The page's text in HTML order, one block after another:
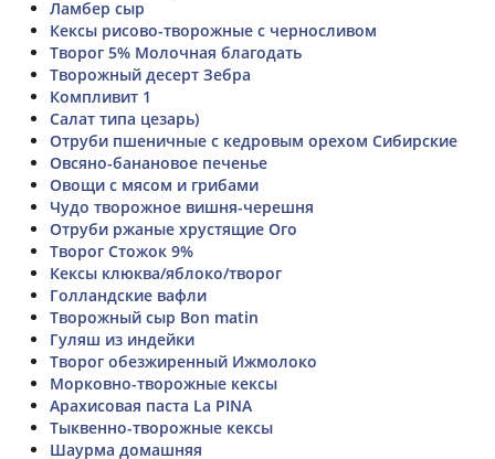
Ламбер сыр
Кексы рисово-творожные с черносливом
Творог 5% Молочная благодать
Творожный десерт Зебра
Компливит 1
Салат типа цезарь)
Отруби пшеничные с кедровым орехом Сибирские
Овсяно-банановое печенье
Овощи с мясом и грибами
Чудо творожное вишня-черешня
Отруби ржаные хрустящие Ого
Творог Стожок 9%
Кексы клюква/яблоко/творог
Голландские вафли
Творожный сыр Bon matin
Гуляш из индейки
Творог обезжиренный Ижмолоко
Морковно-творожные кексы
Арахисовая паста La PINA
Тыквенно-творожные кексы
Шаурма домашняя